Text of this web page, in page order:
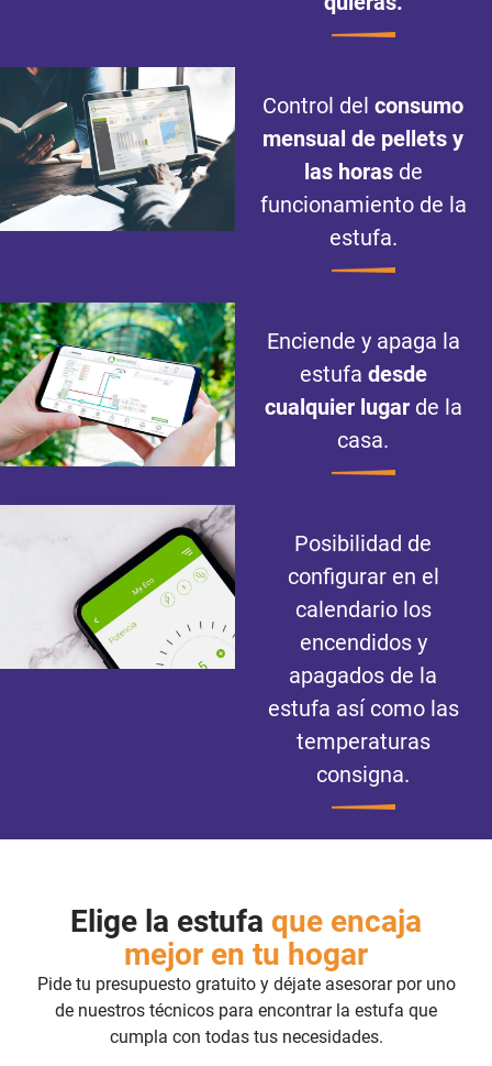
Control delconsumo
mensual de pellets y
las horasde
funcionamiento de la
estufa.
Enciende y apaga la
estufa desde
cualquier lugarde la
casa.
Posibilidad de
configurar en el
calendario los
encendidos y
apagados de la
estufa así como las
temperaturas
consigna.
Elige la estufa que encaja
mejor en tu hogar
Pide tu presupuesto gratuito y déjate asesorar por uno
de nuestros técnicos para encontrar la estufa que
cumpla con todas tus necesidades.